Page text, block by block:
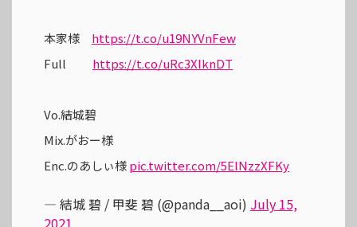
本家様 https://t.co/u19NYVnFew
Full https://t.co/uRc3XIknDT
Vo.結城碧
Mix.がおー様
Enc.のあしぃ様pic.twitter.com/5ElNzzXFKy
— 結城 碧 / 甲斐 碧 (@panda__aoi) July 15,
2021